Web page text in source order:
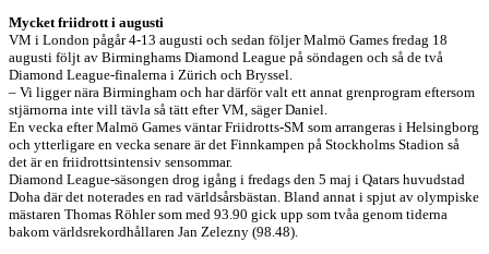
Mycket friidrott i augusti
VM i London pågår 4-13 augusti och sedan följer Malmö Games fredag 18
augusti följt av Birminghams Diamond League på söndagen och så de två
Diamond League-finalerna i Zürich och Bryssel.
– Vi ligger nära Birmingham och har därför valt ett annat grenprogram eftersom
stjärnorna inte vill tävla så tätt efter VM, säger Daniel.
En vecka efter Malmö Games väntar Friidrotts-SM som arrangeras i Helsingborg
och ytterligare en vecka senare är det Finnkampen på Stockholms Stadion så
det är en friidrottsintensiv sensommar.
Diamond League-säsongen drog igång i fredags den 5 maj i Qatars huvudstad
Doha där det noterades en rad världsårsbästan. Bland annat i spjut av olympiske
mästaren Thomas Röhler som med 93.90 gick upp som tvåa genom tiderna
bakom världsrekordhållaren Jan Zelezny (98.48).